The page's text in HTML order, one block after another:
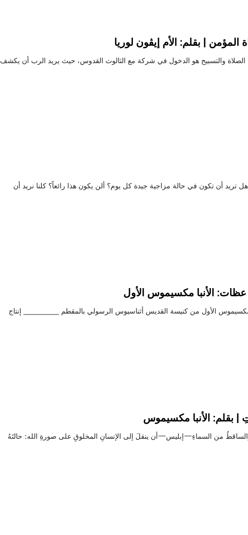
| بقلم: الأم إيڤون لوريا
والتسبيح هو الدخول في شركة مع الثالوث القدوس، حيث يريد الرب أن يكشف
تريد أن تكون في حالة مزاجية جيدة كل يوم؟ ألن يكون هذا رائعاً؟ كلنا نريد أن
عظات: الأنبا مكسيموس الأول
مكسيموس الأول من كنيسة القديس أثناسيوس الرسولي بالمقطم _______ إنتاج
| بقلم: الأنبا مكسيموس
من السماءِ—إبليس—أن ينقلَ إلى الإنسانِ المخلوقِ على صورةِ الله: حالتَهُ